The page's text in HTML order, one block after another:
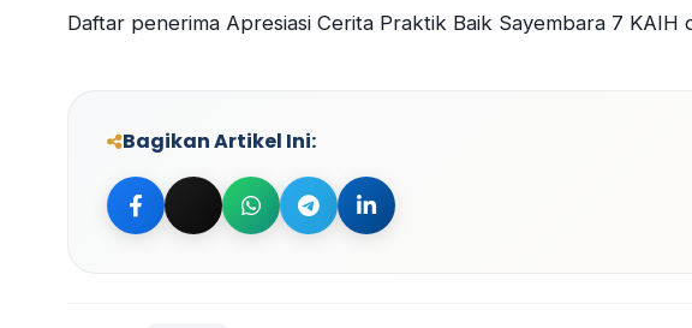
Daftar penerima Apresiasi Cerita Praktik Baik Sayembara 7 KAIH
Bagikan Artikel Ini:
Bagikan ke Facebook
Bagikan ke Twitter
Bagikan ke WhatsApp
Bagikan ke Telegram
Bagikan ke LinkedIn